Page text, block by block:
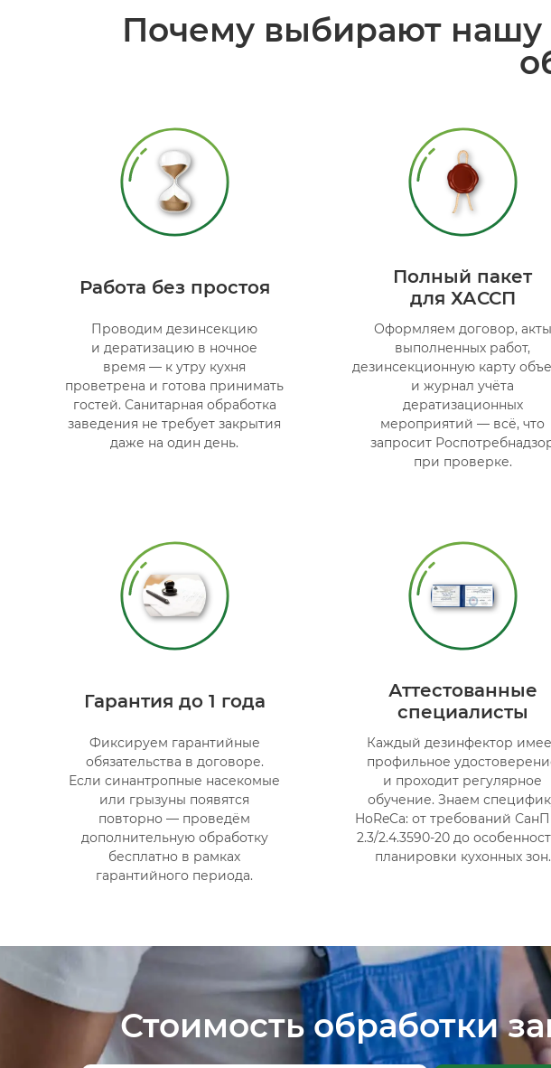
Почему выбирают нашу
Работа без простоя
Проводим дезинсекцию
и дератизацию в ночное
время — к утру кухня
проветрена и готова принимать
гостей. Санитарная обработка
заведения не требует закрытия
даже на один день.
Полный пакет
для ХАССП
Оформляем договор, акты
выполненных работ,
дезинсекционную карту
и журнал учёта
дератизационных
мероприятий — всё, что
запросит
при проверке.
Гарантия до 1 года
Фиксируем гарантийные
обязательства в договоре.
Если синантропные насекомые
или грызуны появятся
повторно — проведём
дополнительную обработку
бесплатно в рамках
гарантийного периода.
Аттестованные
специалисты
Каждый дезинфектор
профильное
и проходит регулярное
обучение. Знаем
HoReCa: от требований
2.3/2.4.3590-20 до
планировки кухонных зон.
Стоимость обработки